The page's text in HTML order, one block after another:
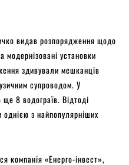
видав розпорядження щодо
модернізовані установки
здивували мешканців
супроводом. У
8 водограїв. Відтоді
однією з найпопулярніших
компанія «Енерго-інвест»,